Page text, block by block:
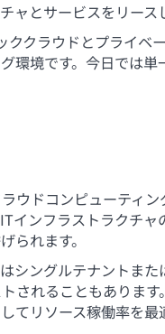
とサービスをリース
クラウドとプライベ
境です。今日では
ドコンピューティ
ンフラストラクチ
られます。
ングルテナントま
されることもありま
リソース稼働率を最